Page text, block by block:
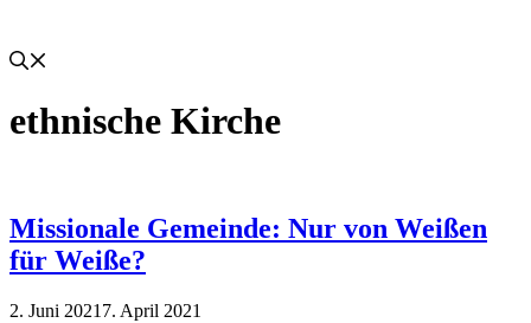
ethnische Kirche
Missionale Gemeinde: Nur von Weißen
für Weiße?
2. Juni 2021 7. April 2021